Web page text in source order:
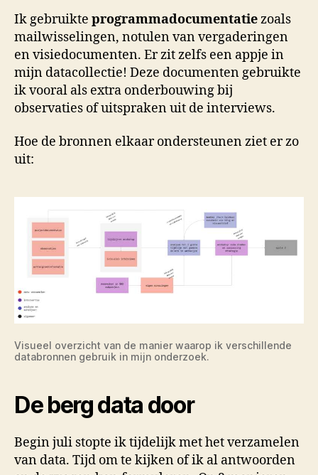
Ik gebruikte programmadocumentatiezoals
mailwisselingen, notulen van vergaderingen
en visiedocumenten. Er zit zelfs een appje in
mijn datacollectie! Deze documenten gebruikte
ik vooral als extra onderbouwing bij
observaties of uitspraken uit de interviews.
Hoe de bronnen elkaar ondersteunen ziet er zo
uit:
Visueel overzicht van de manier waarop ik verschillende
databronnen gebruik in mijn onderzoek.
De berg data door
Begin juli stopte ik tijdelijk met het verzamelen
van data. Tijd om te kijken of ik al antwoorden